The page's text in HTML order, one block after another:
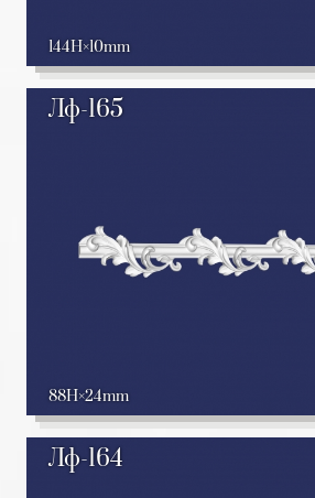
144H 10mm
Лф-165
88H 24mm
Лф-164